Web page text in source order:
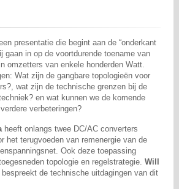
presentatie die begint aan de “onderkant
gaan in op de voortdurende toename van
omzetters van enkele honderden Watt.
Wat zijn de gangbare topologieën voor
wat zijn de technische grenzen bij de
en wat kunnen we de komende
verbeteringen?
heeft onlangs twee DC/AC converters
het terugvoeden van remenergie van de
Ook deze toepassing
topologie en regelstrategie.Will
bespreekt de technische uitdagingen van dit